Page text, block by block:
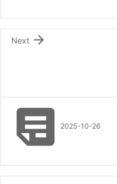

Next
2025-10-26